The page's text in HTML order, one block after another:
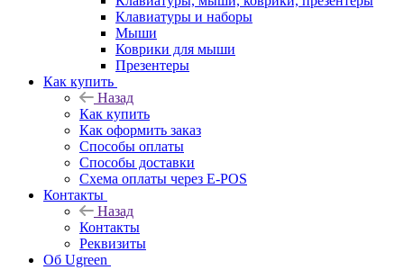
Клавиатуры и наборы
Мыши
Коврики для мыши
Презентеры
Как купить
Назад
Как купить
Как оформить заказ
Способы оплаты
Способы доставки
Схема оплаты через E-POS
Контакты
Назад
Контакты
Реквизиты
Об Ugreen